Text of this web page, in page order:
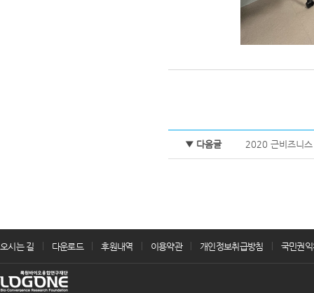
▼ 다음글 2020 근비즈니
오시는 길 다운로드 후원내역 이용약관 개인정보취급방침 국민권